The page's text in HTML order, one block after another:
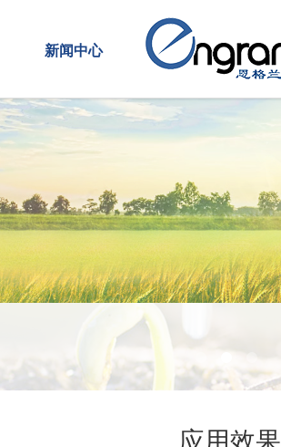
新闻中心 视频中心
应用效果